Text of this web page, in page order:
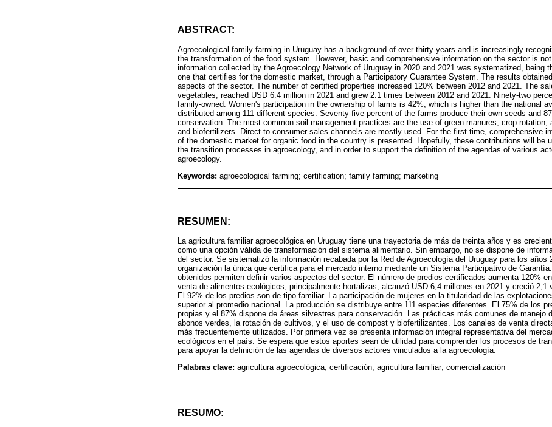
ABSTRACT:
Agroecological family farming in Uruguay has a background of over thirty years and is increasingly
the transformation of the food system. However, basic and comprehensive information on the sector is
information collected by the Agroecology Network of Uruguay in 2020 and 2021 was systematized, being
one that certifies for the domestic market, through a Participatory Guarantee System. The results
aspects of the sector. The number of certified properties increased 120% between 2012 and 2021. The
vegetables, reached USD 6.4 million in 2021 and grew 2.1 times between 2012 and 2021. Ninety-two
family-owned. Women's participation in the ownership of farms is 42%, which is higher than the national
distributed among 111 different species. Seventy-five percent of the farms produce their own seeds and
conservation. The most common soil management practices are the use of green manures, crop rotation,
and biofertilizers. Direct-to-consumer sales channels are mostly used. For the first time, comprehensive
of the domestic market for organic food in the country is presented. Hopefully, these contributions will be
the transition processes in agroecology, and in order to support the definition of the agendas of various
agroecology.
Keywords: agroecological farming; certification; family farming; marketing
RESUMEN:
La agricultura familiar agroecológica en Uruguay tiene una trayectoria de más de treinta años y es
como una opción válida de transformación del sistema alimentario. Sin embargo, no se dispone de
del sector. Se sistematizó la información recabada por la Red de Agroecología del Uruguay para los años
organización la única que certifica para el mercado interno mediante un Sistema Participativo de
obtenidos permiten definir varios aspectos del sector. El número de predios certificados aumenta 120%
venta de alimentos ecológicos, principalmente hortalizas, alcanzó USD 6,4 millones en 2021 y creció 2,1
El 92% de los predios son de tipo familiar. La participación de mujeres en la titularidad de las
superior al promedio nacional. La producción se distribuye entre 111 especies diferentes. El 75% de los
propias y el 87% dispone de áreas silvestres para conservación. Las prácticas más comunes de manejo
abonos verdes, la rotación de cultivos, y el uso de compost y biofertilizantes. Los canales de venta
más frecuentemente utilizados. Por primera vez se presenta información integral representativa del
ecológicos en el país. Se espera que estos aportes sean de utilidad para comprender los procesos de
para apoyar la definición de las agendas de diversos actores vinculados a la agroecología.
Palabras clave: agricultura agroecológica; certificación; agricultura familiar; comercialización
RESUMO: